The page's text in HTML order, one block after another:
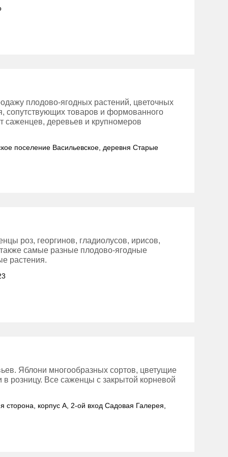
плодово-ягодных растений, цветочных
сопутствующих товаров и формованного
саженцев, деревьев и крупномеров
поселение Васильевское, деревня Старые
роз, георгинов, гладиолусов, ирисов,
самые разные плодово-ягодные
растения.
Яблони многообразных сортов, цветущие
розницу. Все саженцы с закрытой корневой
сторона, корпус А, 2-ой вход Садовая Галерея,